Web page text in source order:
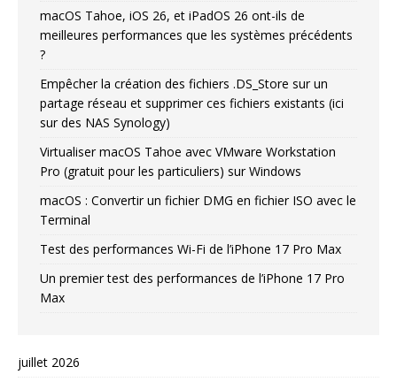
macOS Tahoe, iOS 26, et iPadOS 26 ont-ils de
meilleures performances que les systèmes précédents
?
Empêcher la création des fichiers .DS_Store sur un
partage réseau et supprimer ces fichiers existants (ici
sur des NAS Synology)
Virtualiser macOS Tahoe avec VMware Workstation
Pro (gratuit pour les particuliers) sur Windows
macOS : Convertir un fichier DMG en fichier ISO avec le
Terminal
Test des performances Wi-Fi de l’iPhone 17 Pro Max
Un premier test des performances de l’iPhone 17 Pro
Max
juillet 2026